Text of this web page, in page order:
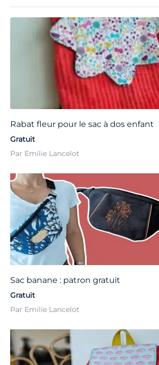
Rabat fleur pour le sac à dos enfant
Gratuit
Par Emilie Lancelot
Sac banane : patron gratuit
Gratuit
Par Emilie Lancelot